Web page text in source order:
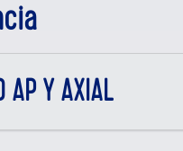
AP Y AXIAL